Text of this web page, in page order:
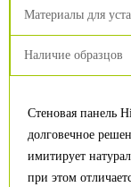
Материалы для
Наличие образцов
Стеновая панель
долговечное
имитирует
при этом